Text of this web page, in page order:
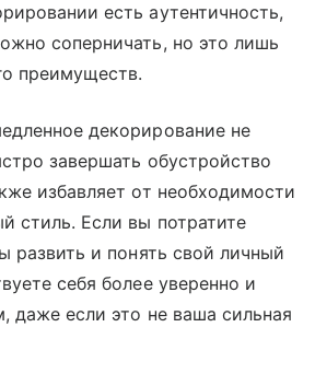
есть аутентичность,
соперничать, но это лишь
преимуществ.
декорирование не
завершать обустройство
избавляет от необходимости
стиль. Если вы потратите
развить и понять свой личный
себя более уверенно и
даже если это не ваша сильная